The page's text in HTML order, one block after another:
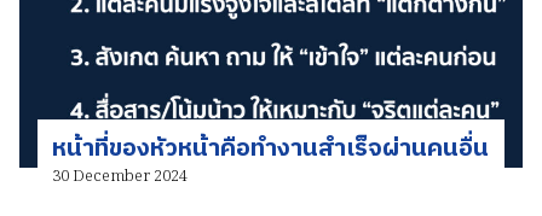
หน้าที่ของหัวหน้าคือทำงานสำเร็จผ่านคนอื่น
30 December 2024